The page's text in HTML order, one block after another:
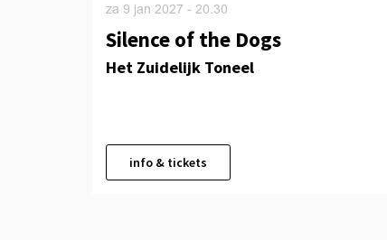
Silence of the Dogs
Het Zuidelijk Toneel
za 9 jan 2027 - 20.30
info & tickets